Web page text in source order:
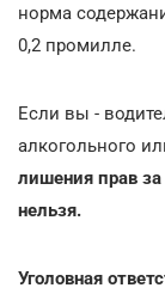
норма
0,2 промилле.
Если вы -
алкогольного
лишения прав
нельзя.
Уголовная